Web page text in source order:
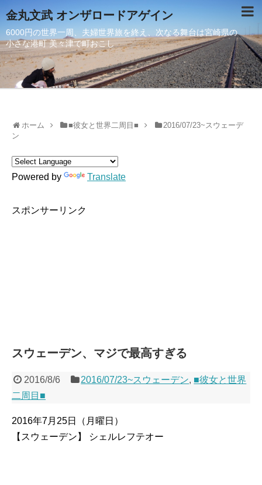
金丸文武 オンザロードアゲイン
6000円の世界一周、夫婦世界旅を終え、次なる舞台は宮崎県の
小さな港町 美々津で町おこし
ホーム ■彼女と世界二周目■
2016/07/23~スウェーデ
ン
Powered by Translate
スポンサーリンク
スウェーデン、マジで最高すぎる
2016/8/6 2016/07/23~スウェーデン, ■彼女と世界
二周目■
2016年7月25日（月曜日）
【スウェーデン】 シェルレフテオー